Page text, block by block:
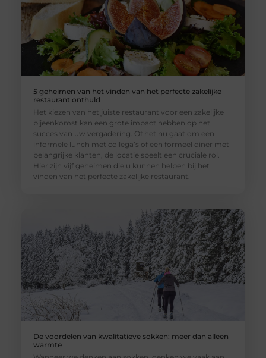
5 geheimen van het vinden van het perfecte zakelijke
restaurant onthuld
Het kiezen van het juiste restaurant voor een zakelijke
bijeenkomst kan een grote impact hebben op het
succes van uw vergadering. Of het nu gaat om een
informele lunch met collega’s of een formeel diner met
belangrijke klanten, de locatie speelt een cruciale rol.
Hier zijn vijf geheimen die u kunnen helpen bij het
vinden van het perfecte zakelijke restaurant.
De voordelen van kwalitatieve sokken: meer dan alleen
warmte